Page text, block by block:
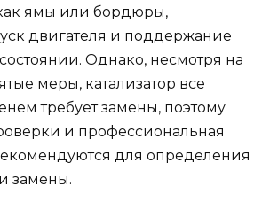
ямы или бордюры,
двигателя и поддержание
Однако, несмотря на
меры, катализатор все
требует замены, поэтому
и профессиональная
для определения
замены.